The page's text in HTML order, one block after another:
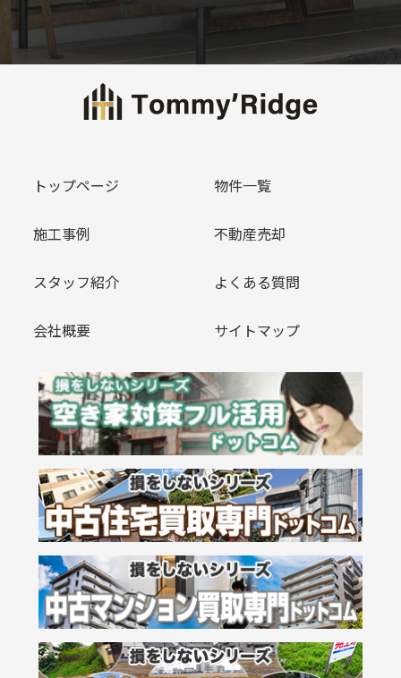
トップページ 物件一覧
施工事例 不動産売却
スタッフ紹介 よくある質問
会社概要 サイトマップ